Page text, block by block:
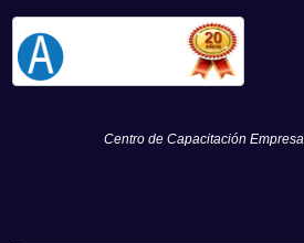
Centro de Capacitación